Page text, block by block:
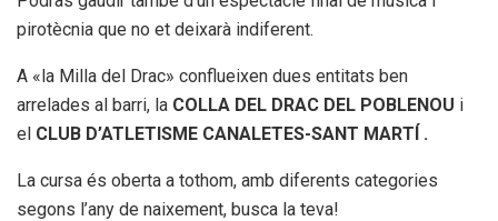
pirotècnia que no et deixarà indiferent.
A «la Milla del Drac» conflueixen dues entitats ben
arrelades al barri, la COLLA DEL DRAC DEL POBLENOU i
el CLUB D’ATLETISME CANALETES-SANT MARTÍ .
La cursa és oberta a tothom, amb diferents categories
segons l’any de naixement, busca la teva!